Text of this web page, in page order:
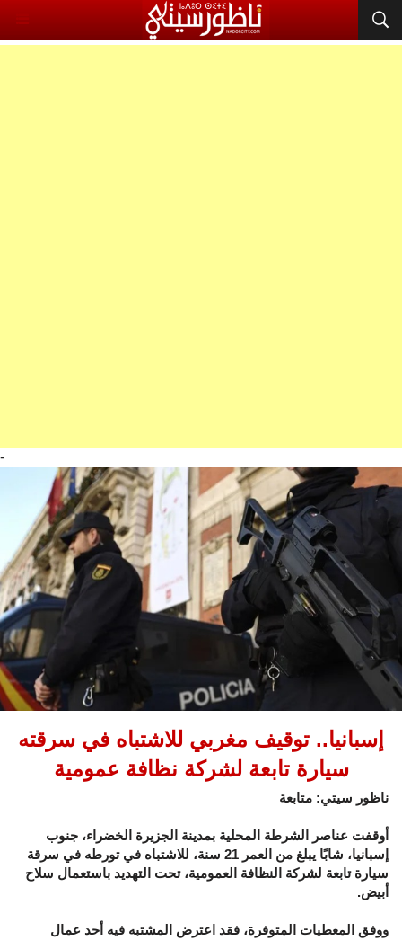
-
إسبانيا.. توقيف مغربي للاشتباه في سرقته
سيارة تابعة لشركة نظافة عمومية
ناظور سيتي: متابعة
أوقفت عناصر الشرطة المحلية بمدينة الجزيرة الخضراء، جنوب
إسبانيا، شابًا يبلغ من العمر 21 سنة، للاشتباه في تورطه في سرقة
سيارة تابعة لشركة النظافة العمومية، تحت التهديد باستعمال سلاح
أبيض.
ووفق المعطيات المتوفرة، فقد اعترض المشتبه فيه أحد عمال